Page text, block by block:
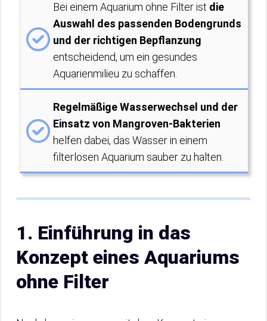
Bei einem Aquarium ohne Filter ist die
Auswahl des passenden Bodengrunds
und der richtigen Bepflanzung
entscheidend, um ein gesundes
Aquarienmilieu zu schaffen.
Regelmäßige Wasserwechsel und der
Einsatz von Mangroven-Bakterien
helfen dabei, das Wasser in einem
filterlosen Aquarium sauber zu halten.
1. Einführung in das
Konzept eines Aquariums
ohne Filter